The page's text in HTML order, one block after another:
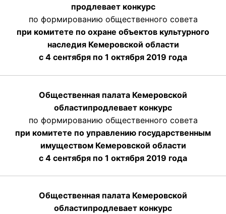
продлевает конкурс
по формированию общественного совета
при комитете по охране объектов культурного
наследия Кемеровской области
с 4 сентября по 1 октября 2019 года
Общественная палата Кемеровской
областипродлевает конкурс
по формированию общественного совета
при комитете по управлению государственным
имуществом Кемеровской области
с 4 сентября по 1 октября 2019 года
Общественная палата Кемеровской
областипродлевает конкурс